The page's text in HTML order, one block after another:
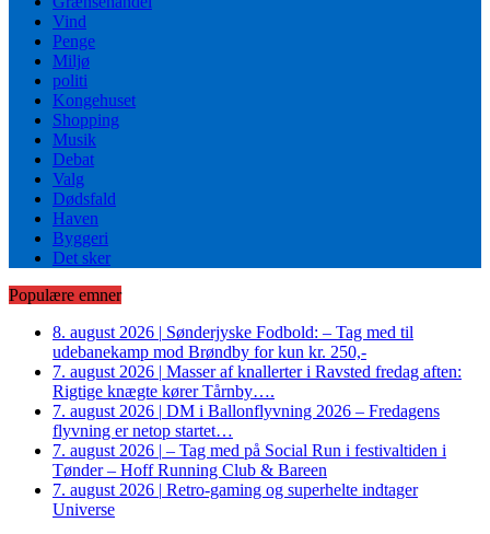
Vind
Penge
Miljø
politi
Kongehuset
Shopping
Musik
Debat
Valg
Dødsfald
Haven
Byggeri
Det sker
Populære emner
8. august 2026 | Sønderjyske Fodbold: – Tag med til
udebanekamp mod Brøndby for kun kr. 250,-
7. august 2026 | Masser af knallerter i Ravsted fredag aften:
Rigtige knægte kører Tårnby….
7. august 2026 | DM i Ballonflyvning 2026 – Fredagens
flyvning er netop startet…
7. august 2026 | – Tag med på Social Run i festivaltiden i
Tønder – Hoff Running Club & Bareen
7. august 2026 | Retro-gaming og superhelte indtager
Universe